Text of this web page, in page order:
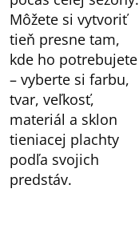
Môžete si vytvoriť
tieň presne tam,
kde ho potrebujete
– vyberte si farbu,
tvar, veľkosť,
materiál a sklon
tieniacej plachty
podľa svojich
predstáv.